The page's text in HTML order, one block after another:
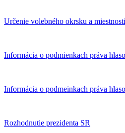
Určenie volebného okrsku a
Informácia o podmienkach práva
Informácia o podmeinkach práva
Rozhodnutie prezidenta SR